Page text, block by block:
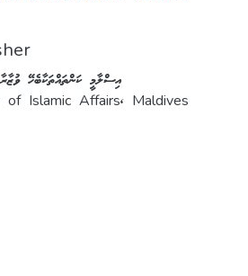
އިސްލާމީ ކަންތައްތަކާބެހޭ
of Islamic Affairs, Maldives